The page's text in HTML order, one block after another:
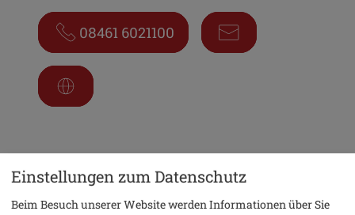
08461 6021100
Einstellungen zum Datenschutz
Beim Besuch unserer Website werden Informationen über Sie